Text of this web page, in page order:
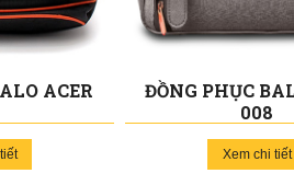
ACER
ĐỒNG PHỤC
008
Xem chi tiết